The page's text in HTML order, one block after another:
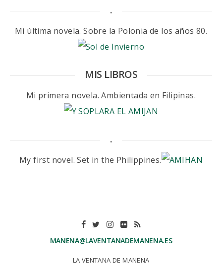
.
Mi última novela. Sobre la Polonia de los años 80.
MIS LIBROS
Mi primera novela. Ambientada en Filipinas.
.
My first novel. Set in the Philippines.
MANENA@LAVENTANADEMANENA.ES
LA VENTANA DE MANENA